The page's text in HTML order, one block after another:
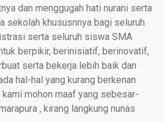
dan menggugah hati nurani serta
sekolah khususnnya bagi seluruh
serta seluruh siswa SMA
berpikir, berinisiatif, berinovatif,
serta bekerja lebih baik dan
hal-hal yang kurang berkenan
mohon maaf yang sebesar-
, kirang langkung nunas